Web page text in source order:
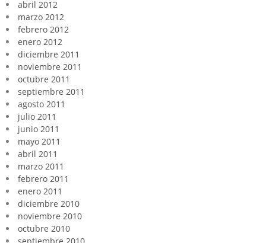
abril 2012
marzo 2012
febrero 2012
enero 2012
diciembre 2011
noviembre 2011
octubre 2011
septiembre 2011
agosto 2011
julio 2011
junio 2011
mayo 2011
abril 2011
marzo 2011
febrero 2011
enero 2011
diciembre 2010
noviembre 2010
octubre 2010